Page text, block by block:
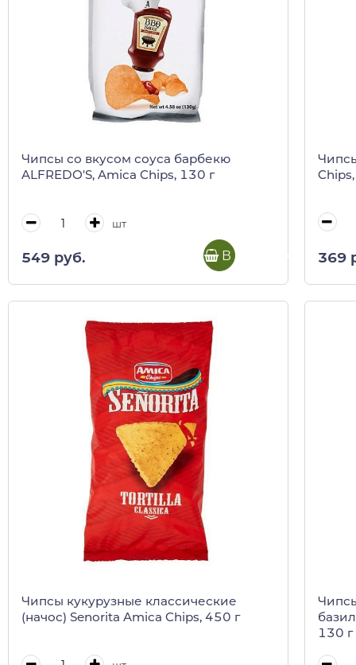
Чипсы со вкусом соуса барбекю
ALFREDO'S, Amica Chips, 130 г
шт
549 руб. В корзину 369
Чипсы кукурузные классические
(начос) Senorita Amica Chips, 450 г
130 г